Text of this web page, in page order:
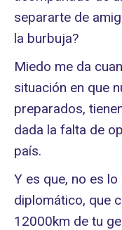
separarte de
la burbuja?
Miedo me da
situación en que
preparados,
dada la falta de
país.
Y es que, no es
diplomático, que
12000km de tu